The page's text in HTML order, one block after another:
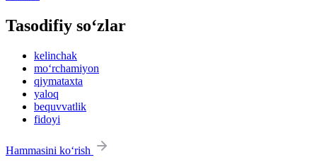
Tasodifiy so‘zlar
kelinchak
mo‘rchamiyon
qiymataxta
yaloq
bequvvatlik
fidoyi
Hammasini ko‘rish